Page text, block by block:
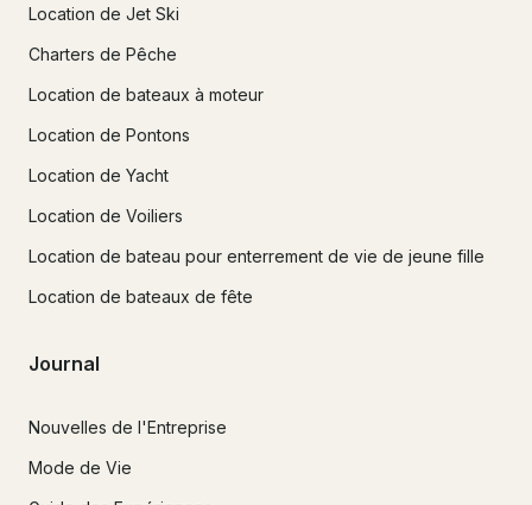
Location de Jet Ski
Charters de Pêche
Location de bateaux à moteur
Location de Pontons
Location de Yacht
Location de Voiliers
Location de bateau pour enterrement de vie de jeune fille
Location de bateaux de fête
Journal
Nouvelles de l'Entreprise
Mode de Vie